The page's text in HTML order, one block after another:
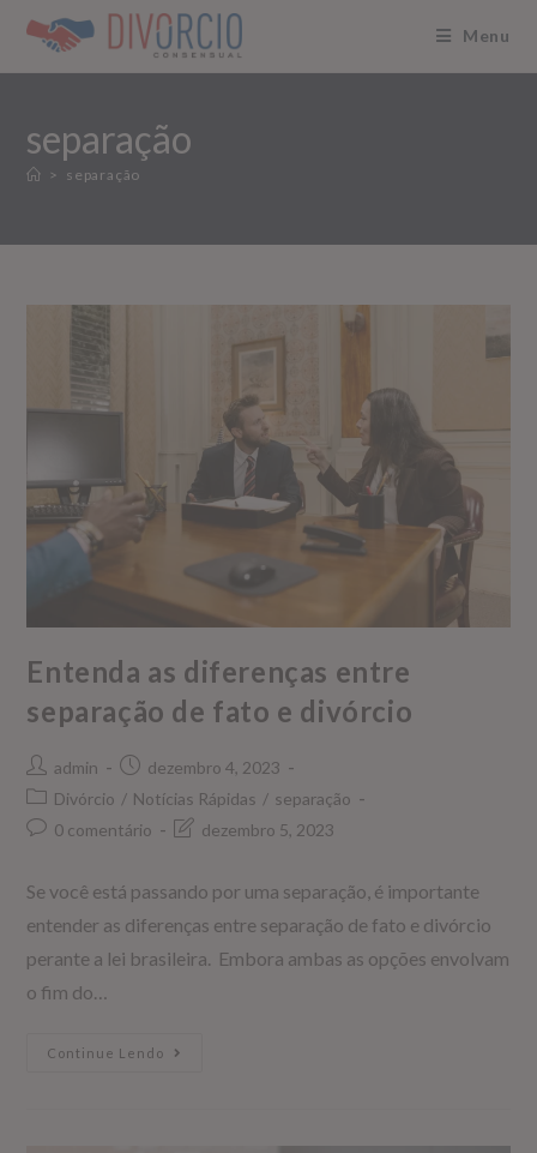
Menu
separação
> separação
Entenda as diferenças entre
separação de fato e divórcio
admin
dezembro 4, 2023
Divórcio / Notícias Rápidas / separação
0 comentário
dezembro 5, 2023
Se você está passando por uma separação, é importante
entender as diferenças entre separação de fato e divórcio
perante a lei brasileira. Embora ambas as opções envolvam
o fim do…
Continue Lendo